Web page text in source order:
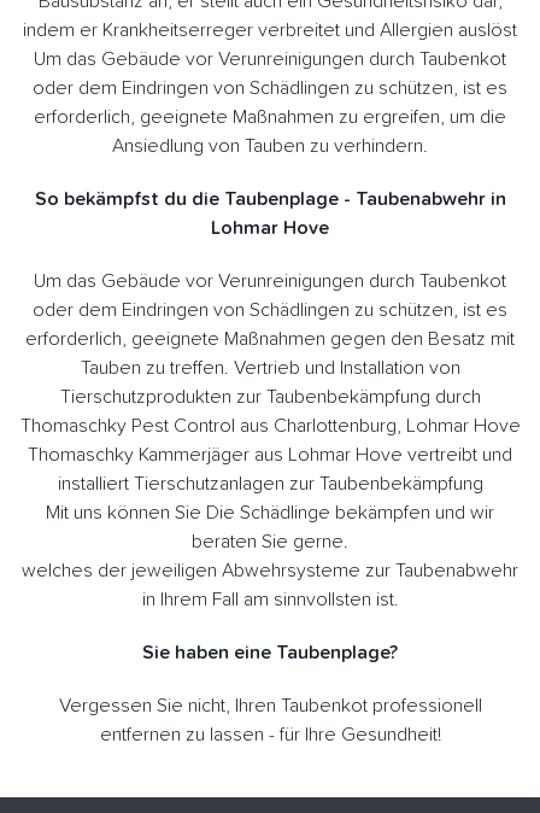
indem er Krankheitserreger verbreitet und Allergien auslöst
Um das Gebäude vor Verunreinigungen durch Taubenkot
oder dem Eindringen von Schädlingen zu schützen, ist es
erforderlich, geeignete Maßnahmen zu ergreifen, um die
Ansiedlung von Tauben zu verhindern.
So bekämpfst du die Taubenplage - Taubenabwehr in
Lohmar Hove
Um das Gebäude vor Verunreinigungen durch Taubenkot
oder dem Eindringen von Schädlingen zu schützen, ist es
erforderlich, geeignete Maßnahmen gegen den Besatz mit
Tauben zu treffen. Vertrieb und Installation von
Tierschutzprodukten zur Taubenbekämpfung durch
Thomaschky Pest Control aus Charlottenburg, Lohmar Hove
Thomaschky Kammerjäger aus Lohmar Hove vertreibt und
installiert Tierschutzanlagen zur Taubenbekämpfung
Mit uns können Sie Die Schädlinge bekämpfen und wir
beraten Sie gerne.
welches der jeweiligen Abwehrsysteme zur Taubenabwehr
in Ihrem Fall am sinnvollsten ist.
Sie haben eine Taubenplage?
Vergessen Sie nicht, Ihren Taubenkot professionell
entfernen zu lassen - für Ihre Gesundheit!